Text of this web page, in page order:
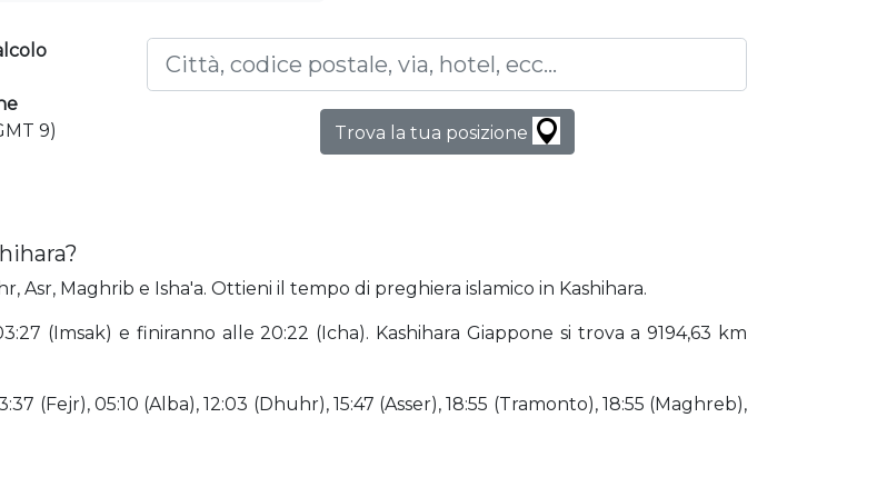
9)
Trova la tua posizione
Asr, Maghrib e Isha'a. Ottieni il tempo di preghiera islamico in Kashihara.
(Imsak) e finiranno alle 20:22 (Icha). Kashihara Giappone si trova a 9194,63 km
(Fejr), 05:10 (Alba), 12:03 (Dhuhr), 15:47 (Asser), 18:55 (Tramonto), 18:55 (Maghreb),